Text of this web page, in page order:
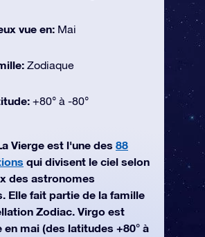
vue en: Mai
Zodiaque
+80° à -80°
Vierge est l'une des 88
qui divisent le ciel selon
des astronomes
Elle fait partie de la famille
Zodiac. Virgo est
en mai (des latitudes +80° à